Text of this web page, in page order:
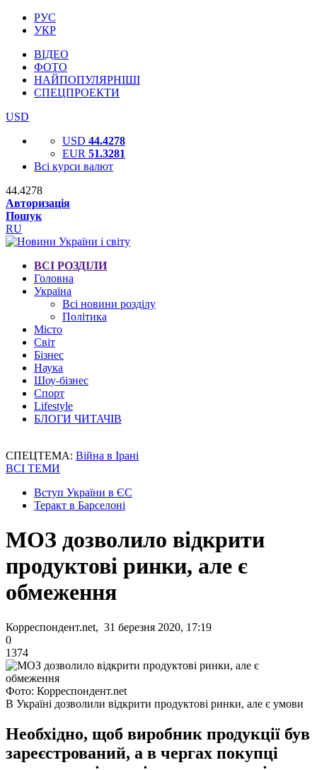
РУС
УКР
ВІДЕО
ФОТО
НАЙПОПУЛЯРНІШІ
СПЕЦПРОЕКТИ
USD
USD 44.4278
EUR 51.3281
Всі курси валют
44.4278
Авторизація
Пошук
RU
ВСІ РОЗДІЛИ
Головна
Україна
Всі новини розділу
Політика
Місто
Світ
Бізнес
Наука
Шоу-бізнес
Спорт
Lifestyle
БЛОГИ ЧИТАЧІВ
СПЕЦТЕМА: Війна в Ірані
ВСІ ТЕМИ
Вступ України в ЄС
Теракт в Барселоні
МОЗ дозволило відкрити
продуктові ринки, але є
обмеження
Корреспондент.net, 31 березня 2020, 17:19
0
1374
Фото: Корреспондент.net
В Україні дозволили відкрити продуктові ринки, але є умови
Необхідно, щоб виробник продукції був
зареєстрований, а в чергах покупці